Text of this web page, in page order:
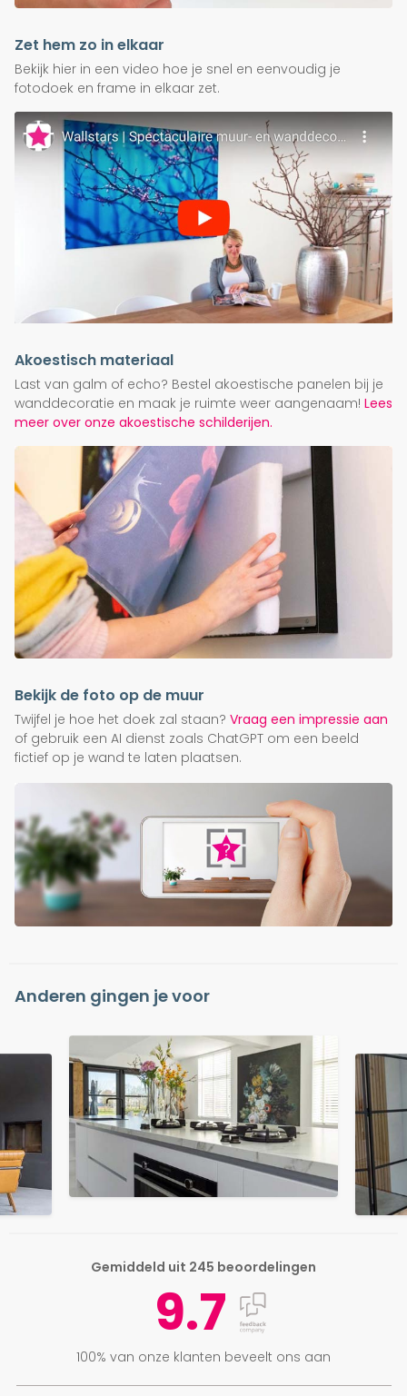
Zet hem zo in elkaar
Bekijk hier in een video hoe je snel en eenvoudig je
fotodoek en frame in elkaar zet.
Akoestisch materiaal
Last van galm of echo? Bestel akoestische panelen bij je
wanddecoratie en maak je ruimte weer aangenaam! Lees
meer over onze akoestische schilderijen.
Bekijk de foto op de muur
Twijfel je hoe het doek zal staan? Vraag een impressie aan
of gebruik een AI dienst zoals ChatGPT om een beeld
fictief op je wand te laten plaatsen.
Anderen gingen je voor
Gemiddeld uit 245 beoordelingen
9.7
100% van onze klanten beveelt ons aan